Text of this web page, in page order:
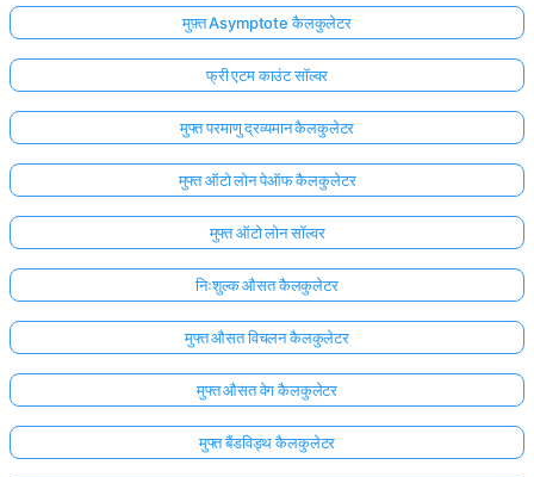
मुफ़्त Asymptote कैलकुलेटर
फ्री एटम काउंट सॉल्वर
मुफ्त परमाणु द्रव्यमान कैलकुलेटर
मुफ्त ऑटो लोन पेऑफ कैलकुलेटर
मुफ्त ऑटो लोन सॉल्वर
निःशुल्क औसत कैलकुलेटर
मुफ्त औसत विचलन कैलकुलेटर
मुफ्त औसत वेग कैलकुलेटर
मुफ्त बैंडविड्थ कैलकुलेटर